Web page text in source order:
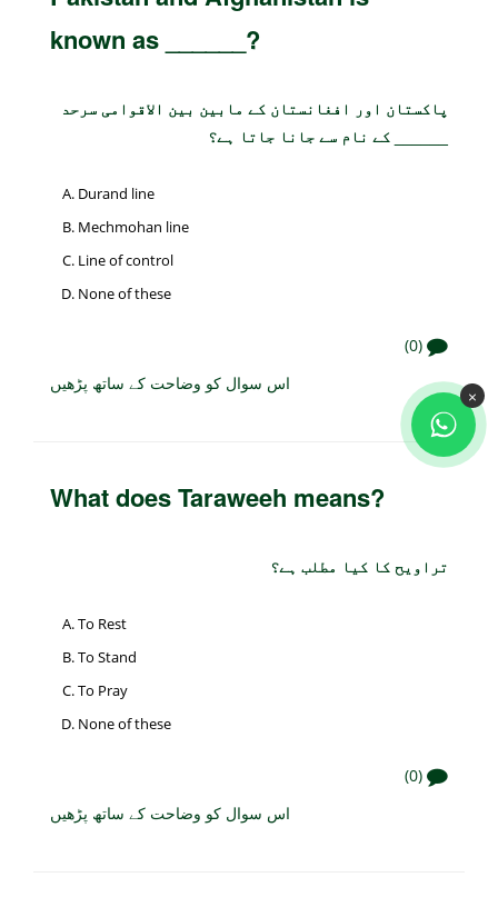
known as ______?
پاکستان اور افغانستان کے مابین بین الاقوامی سرحد
______ کے نام سے جانا جاتا ہے؟
Durand line
Mechmohan line
Line of control
None of these
(0)
اس سوال کو وضاحت کے ساتھ پڑھیں
What does Taraweeh means?
تراویح کا کیا مطلب ہے؟
To Rest
To Stand
To Pray
None of these
(0)
اس سوال کو وضاحت کے ساتھ پڑھیں
×